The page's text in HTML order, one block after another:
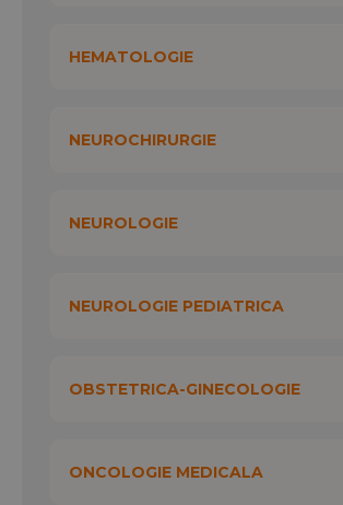
HEMATOLOGIE
NEUROCHIRURGIE
NEUROLOGIE
NEUROLOGIE PEDIATRICA
OBSTETRICA-GINECOLOGIE
ONCOLOGIE MEDICALA